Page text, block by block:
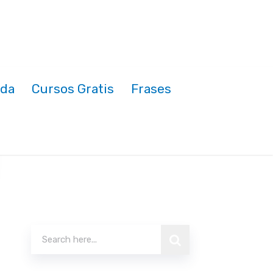
Cursos Gratis Frases